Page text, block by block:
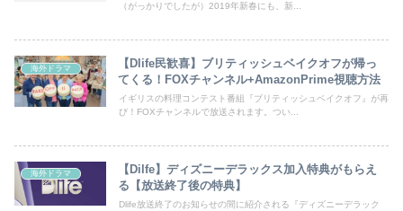
（がっかりでしたが）2019年新春にも、新...
海外ドラマ
【Dlife民歓喜】ブリティッシュベイクオフが帰っ
てくる！FOXチャンネル+AmazonPrime視聴方法
イギリスの料理コンテスト番組『ブリティッシュベイクオフ』が再
び！FOXチャンネルで放送されます。つい...
海外ドラマ
【Dilfe】ディズニーデラックス加入特典がもらえ
る【放送終了後の特典】
Dlife放送終了のお知らせの間に紹介される『ディズニーデラック